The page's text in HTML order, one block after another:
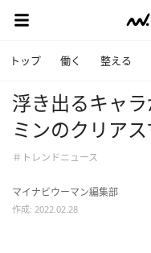
トップ 働く 整える
浮き出るキャ
ミンのクリア
＃トレンドニュース
マイナビウーマン編集部
作成: 2022.02.28